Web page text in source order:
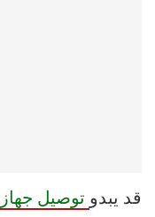
قد يبدو توصيل جهاز iPhone بجهاز كمبيوتر